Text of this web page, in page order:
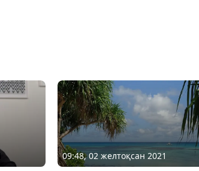
09:48, 02 желтоқсан 2021